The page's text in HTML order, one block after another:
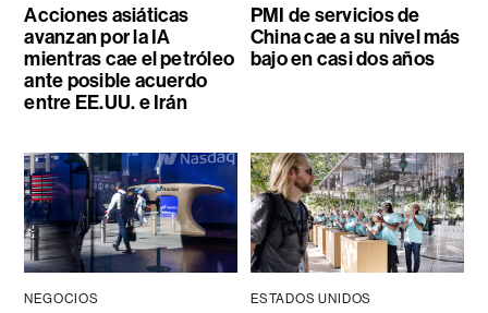
Acciones asiáticas
avanzan por la IA
mientras cae el petróleo
ante posible acuerdo
entre EE.UU. e Irán
PMI de servicios de
China cae a su nivel más
bajo en casi dos años
NEGOCIOS ESTADOS UNIDOS